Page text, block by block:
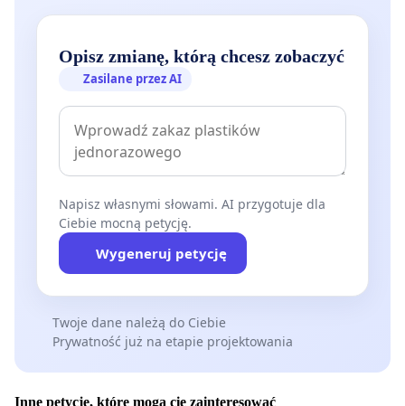
Opisz zmianę, którą chcesz zobaczyć
Zasilane przez AI
Napisz własnymi słowami. AI przygotuje dla
Ciebie mocną petycję.
Wygeneruj petycję
Twoje dane należą do Ciebie
Prywatność już na etapie projektowania
Inne petycje, które mogą cię zainteresować